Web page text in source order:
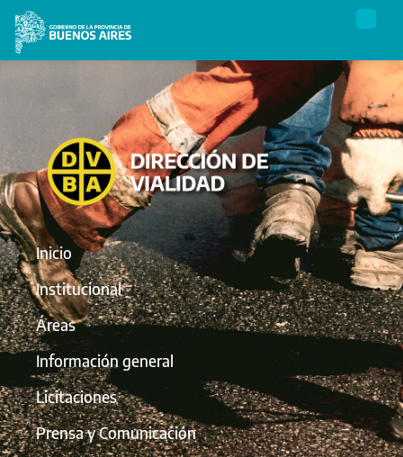
Inicio
Institucional
Áreas
Información general
Licitaciones
Prensa y Comunicación